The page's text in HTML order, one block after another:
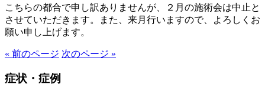
こちらの都合で申し訳ありませんが、２月の施術会は中止と
させていただきます。また、来月行いますので、よろしくお
願い申し上げます。
« 前のページ 次のページ »
症状・症例